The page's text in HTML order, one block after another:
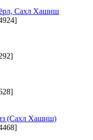
Сахл Хашиш
(Сахл Хашиш)